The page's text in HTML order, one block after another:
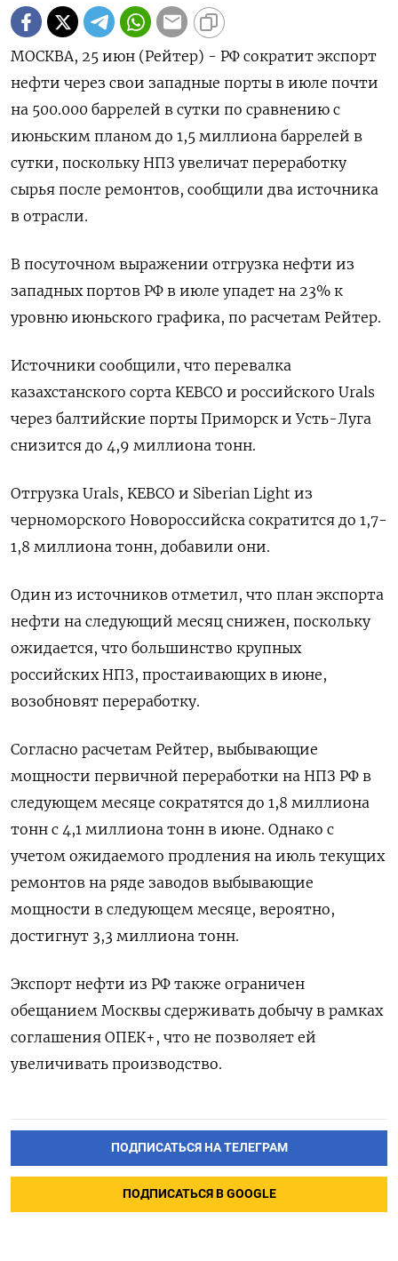
МОСКВА, 25 июн (Рейтер) - РФ сократит экспорт
нефти через свои западные порты в июле почти
на 500.000 баррелей в сутки по сравнению с
июньским планом до 1,5 миллиона баррелей в
сутки, поскольку НПЗ увеличат переработку
сырья после ремонтов, сообщили два источника
в отрасли.
В посуточном выражении отгрузка нефти из
западных портов РФ в июле упадет на 23% к
уровню июньского графика, по расчетам Рейтер.
Источники сообщили, что перевалка
казахстанского сорта KEBCO и российского Urals
через балтийские порты Приморск и Усть-Луга
снизится до 4,9 миллиона тонн.
Отгрузка Urals, KEBCO и Siberian Light из
черноморского Новороссийска сократится до 1,7-
1,8 миллиона тонн, добавили они.
Один из источников отметил, что план экспорта
нефти на следующий месяц снижен, поскольку
ожидается, что большинство крупных
российских НПЗ, простаивающих в июне,
возобновят переработку.
Согласно расчетам Рейтер, выбывающие
мощности первичной переработки на НПЗ РФ в
следующем месяце сократятся до 1,8 миллиона
тонн с 4,1 миллиона тонн в июне. Однако с
учетом ожидаемого продления на июль текущих
ремонтов на ряде заводов выбывающие
мощности в следующем месяце, вероятно,
достигнут 3,3 миллиона тонн.
Экспорт нефти из РФ также ограничен
обещанием Москвы сдерживать добычу в рамках
соглашения ОПЕК+, что не позволяет ей
увеличивать производство.
ПОДПИСАТЬСЯ НА ТЕЛЕГРАМ
ПОДПИСАТЬСЯ В GOOGLE